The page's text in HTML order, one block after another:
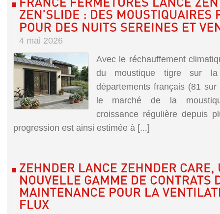
4 mai 2026
Avec le réchauffement
du moustique tigre sur la
départements français (81
le marché de la
croissance régulière depuis
progression est ainsi estimée à [...]